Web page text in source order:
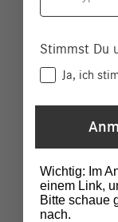
Stimmst Du
Consent
Ja, ich
Wichtig: Im
einem Link,
Bitte schaue
nach.